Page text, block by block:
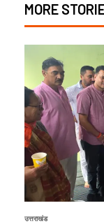
MORE
उत्तराखंड